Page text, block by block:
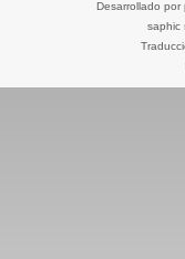
Desarrollado por
saphic